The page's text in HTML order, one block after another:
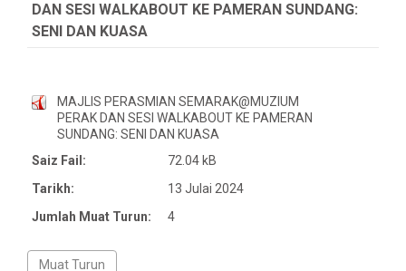
DAN SESI WALKABOUT KE PAMERAN SUNDANG:
SENI DAN KUASA
MAJLIS PERASMIAN SEMARAK@MUZIUM
PERAK DAN SESI WALKABOUT KE PAMERAN
SUNDANG: SENI DAN KUASA
Saiz Fail:
72.04 kB
Tarikh:
13 Julai 2024
Jumlah Muat Turun:
4